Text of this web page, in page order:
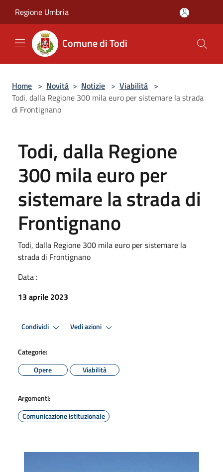
Regione Umbria
Comune di Todi
Home > Novità > Notizie > Viabilità >
Todi, dalla Regione 300 mila euro per sistemare la strada
di Frontignano
Todi, dalla Regione
300 mila euro per
sistemare la strada di
Frontignano
Todi, dalla Regione 300 mila euro per sistemare la
strada di Frontignano
Data :
13 aprile 2023
Condividi Vedi azioni
Categorie:
Opere
Viabilità
Argomenti:
Comunicazione istituzionale